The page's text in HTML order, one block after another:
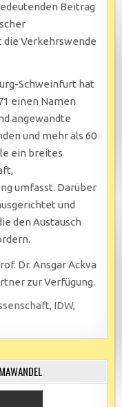
Beitrag
Verkehrswende
Schweinfurt hat
einen Namen
angewandte
und mehr als 60
ein breites
umfasst. Darüber
und
den Austausch
Dr. Ansgar Ackva
zur Verfügung.
, IDW,